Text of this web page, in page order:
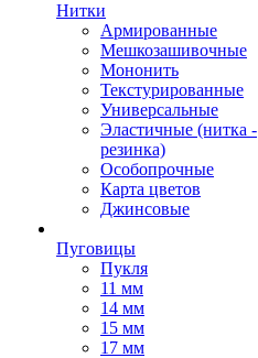
Нитки
Армированные
Мешкозашивочные
Мононить
Текстурированные
Универсальные
Эластичные (нитка -
резинка)
Особопрочные
Карта цветов
Джинсовые
Пуговицы
Пукля
11 мм
14 мм
15 мм
17 мм